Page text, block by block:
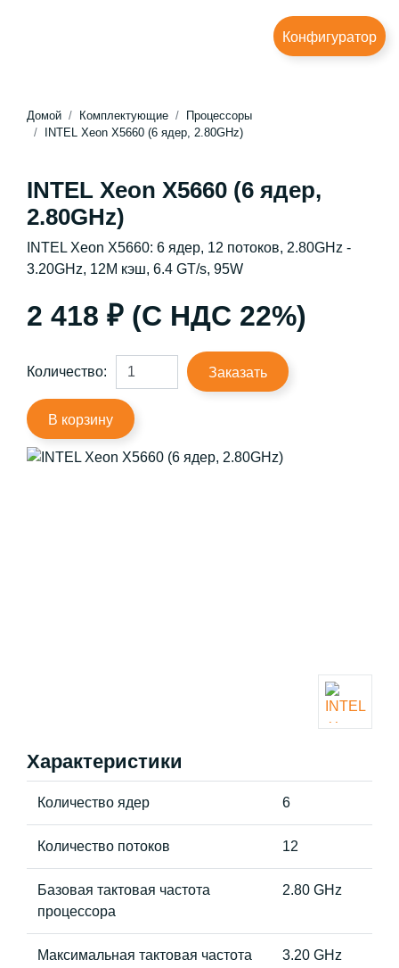
Конфигуратор
Домой Комплектующие
Процессоры
INTEL Xeon X5660 (6 ядер, 2.80GHz)
INTEL Xeon X5660 (6 ядер,
2.80GHz)
INTEL Xeon X5660: 6 ядер, 12 потоков, 2.80GHz -
3.20GHz, 12M кэш, 6.4 GT/s, 95W
2 418 ₽ (С НДС 22%)
Количество: Заказать
В корзину
Характеристики
Количество ядер 6
Количество потоков 12
Базовая тактовая частота
процессора
2.80 GHz
Максимальная тактовая частота
3.20 GHz